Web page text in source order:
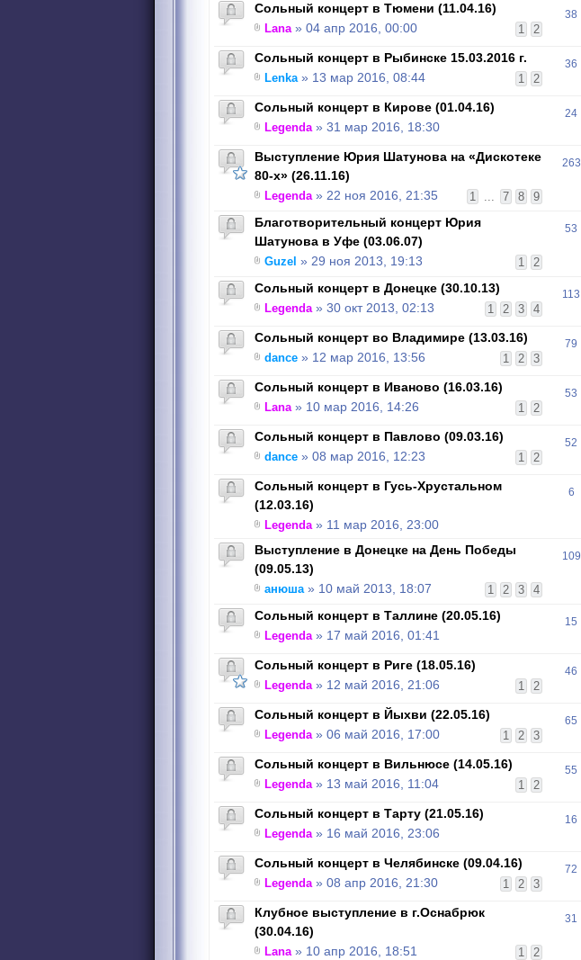
Сольный концерт в Тюмени (11.04.16)
1 2
Lana» 04 апр 2016, 00:00
38
Сольный концерт в Рыбинске 15.03.2016 г.
1 2
Lenka» 13 мар 2016, 08:44
36
Сольный концерт в Кирове (01.04.16)
Legenda» 31 мар 2016, 18:30
24
Выступление Юрия Шатунова на «Дискотеке
80-х» (26.11.16)
1 ... 7 8 9
Legenda» 22 ноя 2016, 21:35
263
Благотворительный концерт Юрия
Шатунова в Уфе (03.06.07)
1 2
Guzel » 29 ноя 2013, 19:13
53
Сольный концерт в Донецке (30.10.13)
1 2 3 4
Legenda» 30 окт 2013, 02:13
113
Сольный концерт во Владимире (13.03.16)
1 2 3
dance » 12 мар 2016, 13:56
79
Сольный концерт в Иваново (16.03.16)
1 2
Lana» 10 мар 2016, 14:26
53
Сольный концерт в Павлово (09.03.16)
1 2
dance » 08 мар 2016, 12:23
52
Сольный концерт в Гусь-Хрустальном
(12.03.16)
Legenda» 11 мар 2016, 23:00
6
Выступление в Донецке на День Победы
(09.05.13)
1 2 3 4
анюша» 10 май 2013, 18:07
109
Сольный концерт в Таллине (20.05.16)
Legenda» 17 май 2016, 01:41
15
Сольный концерт в Риге (18.05.16)
1 2
Legenda» 12 май 2016, 21:06
46
Сольный концерт в Йыхви (22.05.16)
1 2 3
Legenda» 06 май 2016, 17:00
65
Сольный концерт в Вильнюсе (14.05.16)
1 2
Legenda» 13 май 2016, 11:04
55
Сольный концерт в Тарту (21.05.16)
Legenda» 16 май 2016, 23:06
16
Сольный концерт в Челябинске (09.04.16)
1 2 3
Legenda» 08 апр 2016, 21:30
72
Клубное выступление в г.Оснабрюк
(30.04.16)
1 2
Lana» 10 апр 2016, 18:51
31